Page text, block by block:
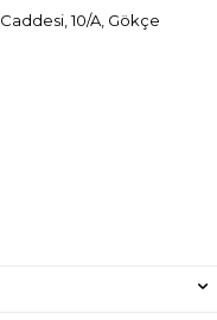
10/A, Gökçe